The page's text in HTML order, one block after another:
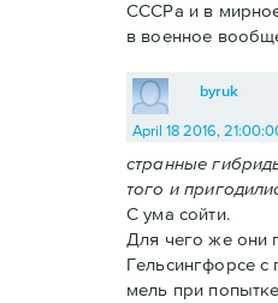
СССРа и в
в военное
byruk
April 18 2016,
странные
того и
С ума сойти.
Для чего же они
Гельсингфорсе
мель при